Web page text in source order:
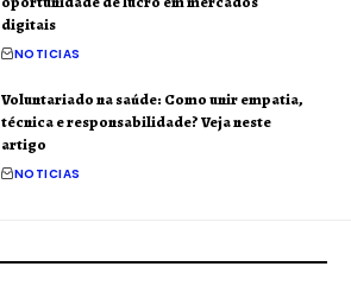
digitais
NOTICIAS
Voluntariado na saúde: Como unir empatia,
técnica e responsabilidade? Veja neste
artigo
NOTICIAS